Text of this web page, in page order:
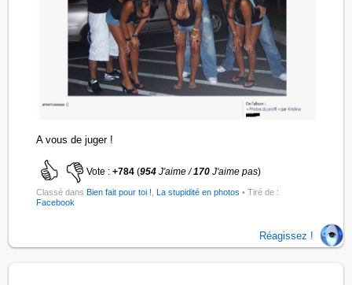
A vous de juger !
Vote :+784 (954J'aime /170 J'aime pas)
Classé dans Bien fait pour toi ! La stupidité en photos • Tiré de :
Facebook
Réagissez !